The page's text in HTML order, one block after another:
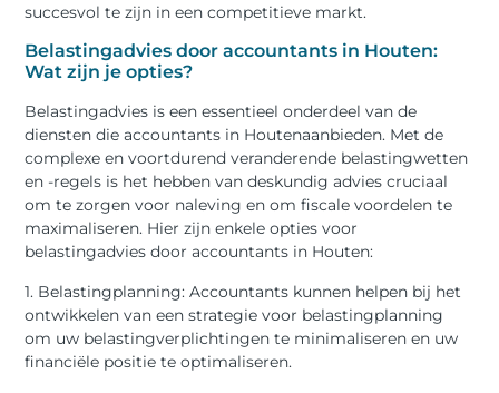
succesvol te zijn in een competitieve markt.
Belastingadvies door accountants in Houten:
Wat zijn je opties?
Belastingadvies is een essentieel onderdeel van de
diensten die accountants in Houtenaanbieden. Met de
complexe en voortdurend veranderende belastingwetten
en -regels is het hebben van deskundig advies cruciaal
om te zorgen voor naleving en om fiscale voordelen te
maximaliseren. Hier zijn enkele opties voor
belastingadvies door accountants in Houten:
1. Belastingplanning: Accountants kunnen helpen bij het
ontwikkelen van een strategie voor belastingplanning
om uw belastingverplichtingen te minimaliseren en uw
financiële positie te optimaliseren.